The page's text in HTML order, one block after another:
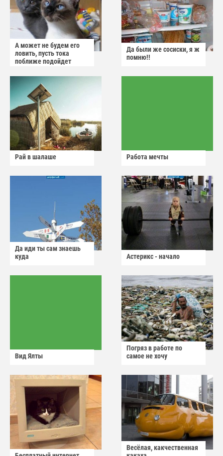
А может не будем его
ловить, пусть тока
поближе подойдет
Да были же сосиски, я ж
помню!!
Рай в шалаше Работа мечты
Да иди ты сам знаешь
куда
Астерикс - начало
Вид Ялты
Погряз в работе по
самое не хочу
Весёлая, какчественная